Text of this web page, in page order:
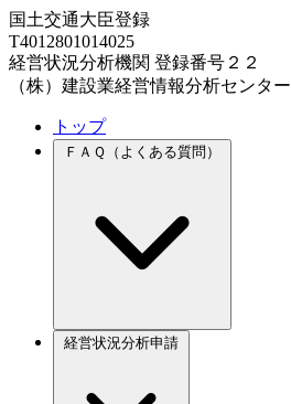
国土交通大臣登録
T4012801014025
経営状況分析機関 登録番号２２
（株）建設業経営情報分析センター
トップ
ＦＡＱ（よくある質問）
経営状況分析申請